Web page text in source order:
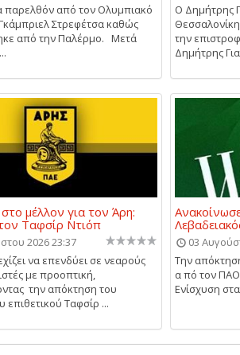
παρελθόν από τον Ολυμπιακό
Στρεφέτσα καθώς
από την Παλέρμο. Μετά
Ο Δημήτρης
την
Δημήτρης
μέλλον για τον Άρη:
Ταφσίρ Ντιόπ
2026 23:37
να επενδύει σε νεαρούς
με προοπτική,
την απόκτηση του
επιθετικού Ταφσίρ ...
03
Την
α πό τον
Ενίσχυση